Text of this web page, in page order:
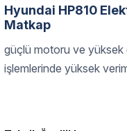
Hyundai HP810
Matkap
güçlü motoru ve yüksek
işlemlerinde yüksek